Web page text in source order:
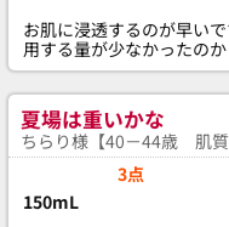
お肌に浸透するのが早い
用する量が少なかったのか
夏場は重いかな
ちらり様【40－44歳 肌質
3点
150mL